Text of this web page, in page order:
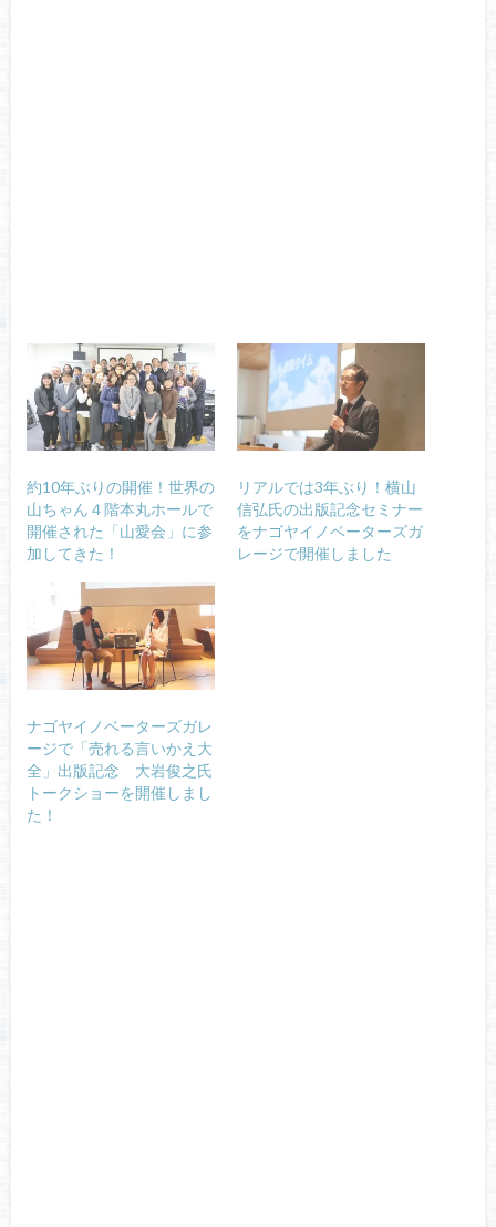
約10年ぶりの開催！世界の
山ちゃん４階本丸ホールで
開催された「山愛会」に参
加してきた！
リアルでは3年ぶり！横山
信弘氏の出版記念セミナー
をナゴヤイノベーターズガ
レージで開催しました
ナゴヤイノベーターズガレ
ージで「売れる言いかえ大
全」出版記念 大岩俊之氏
トークショーを開催しまし
た！